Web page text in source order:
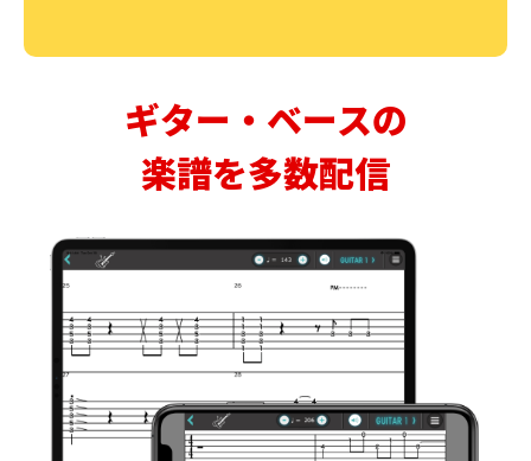
ギター・ベースの
楽譜を多数配信